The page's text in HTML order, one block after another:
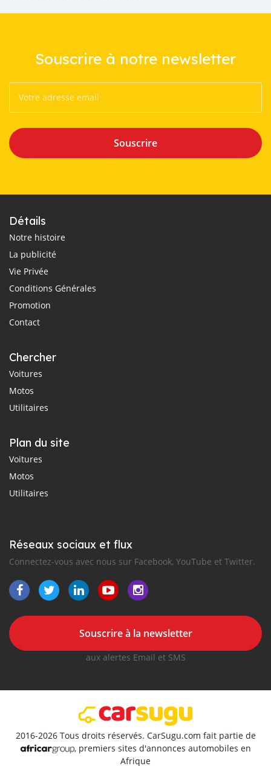
Souscrire à notre newsletter
Souscrire
Détails
Notre histoire
La publicité
Vie Privée
Conditions Générales
Promotion
Contact
Chercher
Voitures
Motos
Utilitaires
Plan du site
Voitures
Motos
Utilitaires
Réseaux sociaux et flux
Connectez-vous avec nous sur Facebook, YouTube et Twitter.
Souscrire à la newsletter
aux alertes Email et SMS
2016-2026 Tous droits réservés. CarSugu.com fait partie de
, premiers sites d'annonces automobiles en
Afrique